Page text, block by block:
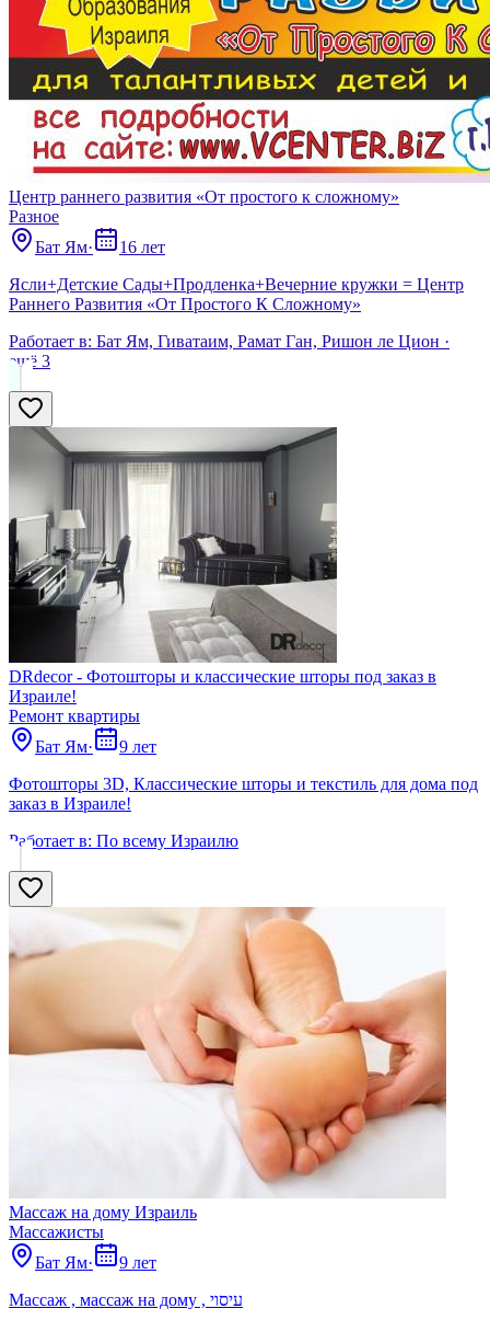
Центр раннего развития «От простого к сложному»
Разное
Бат Ям·
16 лет
Ясли+Детские Сады+Продленка+Вечерние кружки = Центр
Раннего Развития «От Простого К Сложному»
Работает в: Бат Ям, Гиватаим, Рамат Ган, Ришон ле Цион ·
ещё 3
DRdecor - Фотошторы и классические шторы под заказ в
Израиле!
Ремонт квартиры
Бат Ям·
9 лет
Фотошторы 3D, Классические шторы и текстиль для дома под
заказ в Израиле!
Работает в: По всему Израилю
Массаж на дому Израиль
Массажисты
Бат Ям·
9 лет
Массаж , массаж на дому , עיסוי